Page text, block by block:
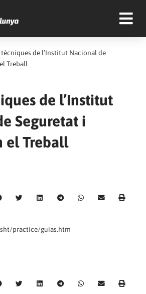
tècniques de l’Institut Nacional de
Treball
de l’Institut
Seguretat i
el Treball
practice/guias.htm